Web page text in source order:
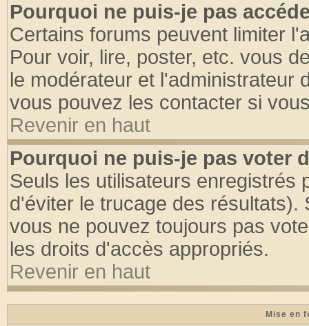
Pourquoi ne puis-je pas
Certains forums peuvent limiter
Pour voir, lire, poster, etc. vous
le modérateur et l'administrateur
vous pouvez les contacter si
Revenir en haut
Pourquoi ne puis-je pas voter
Seuls les utilisateurs enregistrés
d'éviter le trucage des
vous ne pouvez toujours pas
les droits d'accès appropriés.
Revenir en haut
Mise en